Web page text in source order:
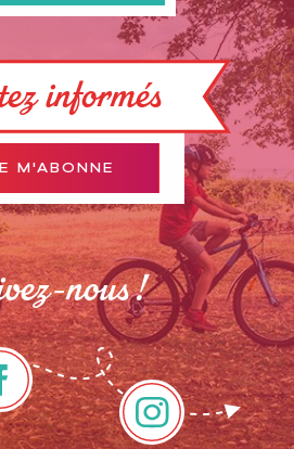
informés
M'ABONNE
nous !